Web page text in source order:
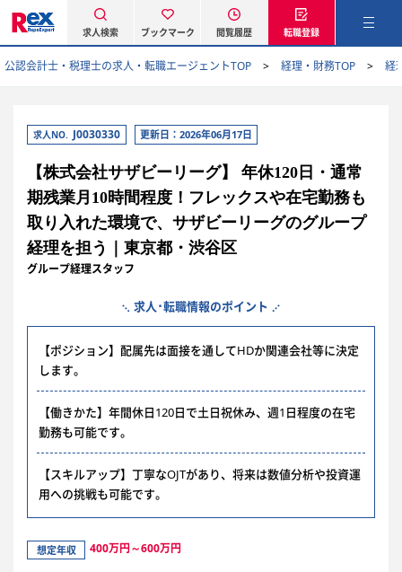
求人検索 ブックマーク 閲覧履歴 転職登録
公認会計士・税理士の求人・転職エージェントTOP 経理・財務TOP 経
求人NO. J0030330 更新日：2026年06月17日
【株式会社サザビーリーグ】 年休120日・通常
期残業月10時間程度！フレックスや在宅勤務も
取り入れた環境で、サザビーリーグのグループ
経理を担う｜東京都・渋谷区
グループ経理スタッフ
求人･転職情報のポイント
【ポジション】配属先は面接を通してHDか関連会社等に決定
します。
【働きかた】年間休日120日で土日祝休み、週1日程度の在宅
勤務も可能です。
【スキルアップ】丁寧なOJTがあり、将来は数値分析や投資運
用への挑戦も可能です。
想定年収 400万円～600万円